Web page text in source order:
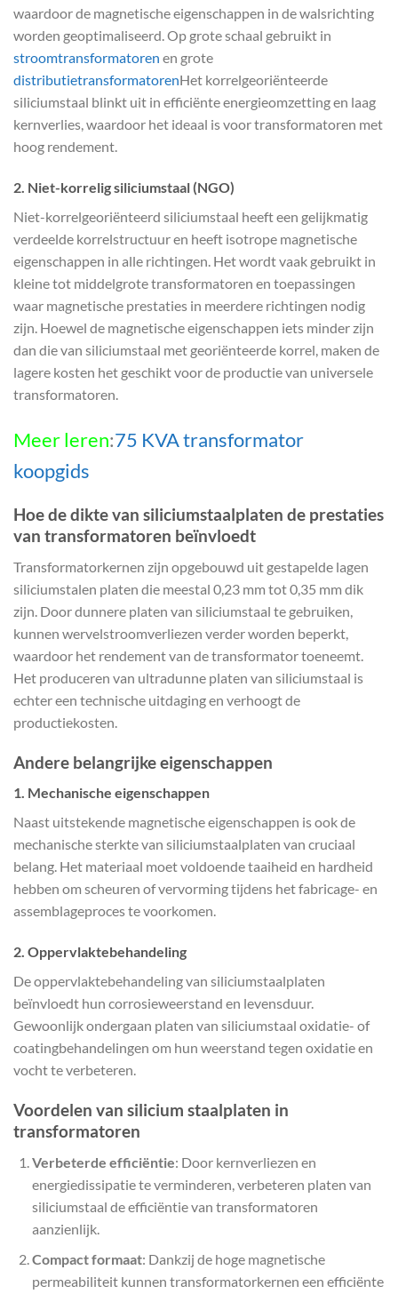
waardoor de magnetische eigenschappen in de walsrichting
worden geoptimaliseerd. Op grote schaal gebruikt in
stroomtransformatoren en grote
distributietransformatorenHet korrelgeoriënteerde
siliciumstaal blinkt uit in efficiënte energieomzetting en laag
kernverlies, waardoor het ideaal is voor transformatoren met
hoog rendement.
2. Niet-korrelig siliciumstaal (NGO)
Niet-korrelgeoriënteerd siliciumstaal heeft een gelijkmatig
verdeelde korrelstructuur en heeft isotrope magnetische
eigenschappen in alle richtingen. Het wordt vaak gebruikt in
kleine tot middelgrote transformatoren en toepassingen
waar magnetische prestaties in meerdere richtingen nodig
zijn. Hoewel de magnetische eigenschappen iets minder zijn
dan die van siliciumstaal met georiënteerde korrel, maken de
lagere kosten het geschikt voor de productie van universele
transformatoren.
Meer leren:75 KVA transformator
koopgids
Hoe de dikte van siliciumstaalplaten de prestaties
van transformatoren beïnvloedt
Transformatorkernen zijn opgebouwd uit gestapelde lagen
siliciumstalen platen die meestal 0,23 mm tot 0,35 mm dik
zijn. Door dunnere platen van siliciumstaal te gebruiken,
kunnen wervelstroomverliezen verder worden beperkt,
waardoor het rendement van de transformator toeneemt.
Het produceren van ultradunne platen van siliciumstaal is
echter een technische uitdaging en verhoogt de
productiekosten.
Andere belangrijke eigenschappen
1. Mechanische eigenschappen
Naast uitstekende magnetische eigenschappen is ook de
mechanische sterkte van siliciumstaalplaten van cruciaal
belang. Het materiaal moet voldoende taaiheid en hardheid
hebben om scheuren of vervorming tijdens het fabricage- en
assemblageproces te voorkomen.
2. Oppervlaktebehandeling
De oppervlaktebehandeling van siliciumstaalplaten
beïnvloedt hun corrosieweerstand en levensduur.
Gewoonlijk ondergaan platen van siliciumstaal oxidatie- of
coatingbehandelingen om hun weerstand tegen oxidatie en
vocht te verbeteren.
Voordelen van silicium staalplaten in
transformatoren
Verbeterde efficiëntie: Door kernverliezen en
energiedissipatie te verminderen, verbeteren platen van
siliciumstaal de efficiëntie van transformatoren
aanzienlijk.
Compact formaat: Dankzij de hoge magnetische
permeabiliteit kunnen transformatorkernen een efficiënte